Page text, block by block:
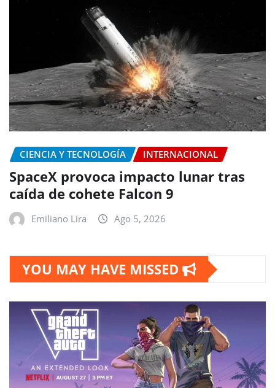
CIENCIA Y TECNOLOGÍA INTERNACIONAL
SpaceX provoca impacto lunar tras
caída de cohete Falcon 9
Emiliano Lira Ago 5, 2026
YOU MAY HAVE MISSED